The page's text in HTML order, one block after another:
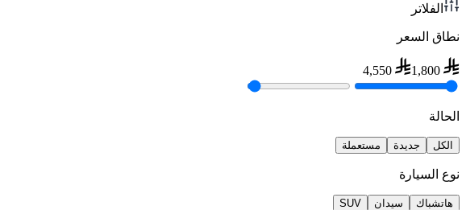
الفلاتر
نطاق السعر
1,800
4,550
الحالة
الكل جديدة مستعملة
نوع السيارة
هاتشباك سيدان SUV